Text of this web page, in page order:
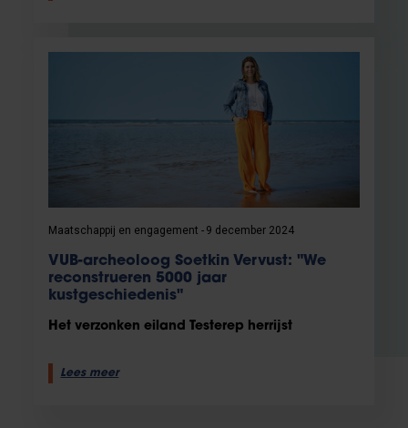
Maatschappij en engagement 9 december 2024
VUB-archeoloog Soetkin Vervust: "We
reconstrueren 5000 jaar
kustgeschiedenis"
Het verzonken eiland Testerep herrijst
Lees meer